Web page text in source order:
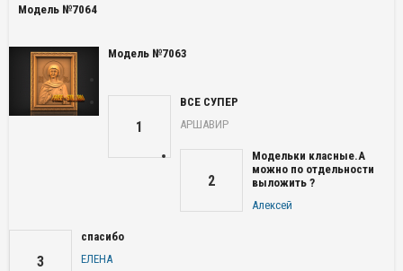
Модель №7064
Модель №7063
1
ВСЕ СУПЕР
АРШАВИР
2
Модельки класные.А
можно по отдельности
выложить ?
Алексей
3
спасибо
ЕЛЕНА